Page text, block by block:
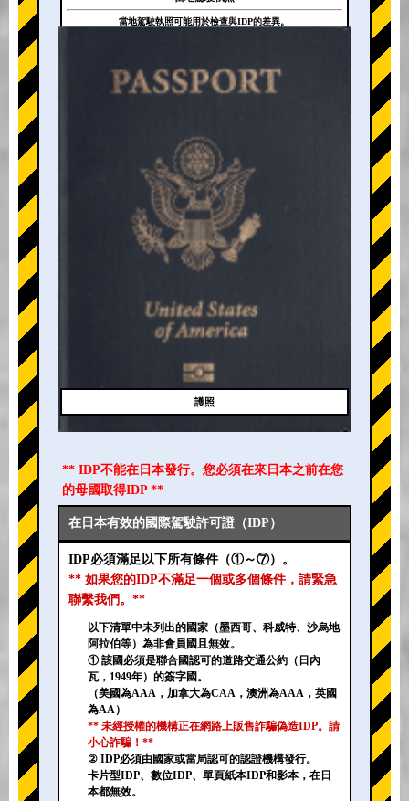
+
當地駕駛執照可能用於檢查與IDP的差異。
護照
** IDP不能在日本發行。您必須在來日本之前在您
的母國取得IDP **
在日本有效的國際駕駛許可證（IDP）
IDP必須滿足以下所有條件（①～⑦）。
** 如果您的IDP不滿足一個或多個條件，請緊急
聯繫我們。**
以下清單中未列出的國家（墨西哥、科威特、沙烏地
阿拉伯等）為非會員國且無效。
① 該國必須是聯合國認可的道路交通公約（日內
瓦，1949年）的簽字國。
（美國為AAA，加拿大為CAA，澳洲為AAA，英國
為AA）
** 未經授權的機構正在網路上販售詐騙偽造IDP。請
小心詐騙！**
② IDP必須由國家或當局認可的認證機構發行。
卡片型IDP、數位IDP、單頁紙本IDP和影本，在日
本都無效。